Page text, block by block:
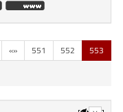
«» 551 552 553